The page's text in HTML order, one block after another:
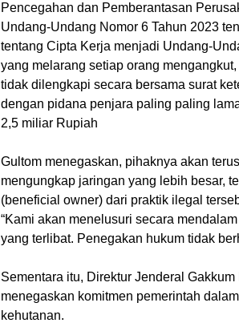
Pencegahan dan Pemberantasan
Undang-Undang Nomor 6 Tahun 2023
tentang Cipta Kerja menjadi Undang-
yang melarang setiap orang
tidak dilengkapi secara bersama surat
dengan pidana penjara paling paling
2,5 miliar Rupiah
Gultom menegaskan, pihaknya akan
mengungkap jaringan yang lebih besar,
(beneficial owner) dari praktik ilegal
“Kami akan menelusuri secara
yang terlibat. Penegakan hukum tidak
Sementara itu, Direktur Jenderal
menegaskan komitmen pemerintah
kehutanan.